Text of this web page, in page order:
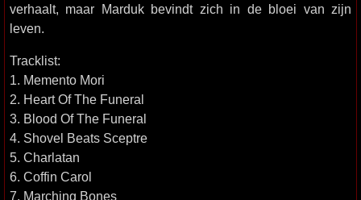
verhaalt, maar Marduk bevindt zich in de bloei van zijn
leven.
Tracklist:
1. Memento Mori
2. Heart Of The Funeral
3. Blood Of The Funeral
4. Shovel Beats Sceptre
5. Charlatan
6. Coffin Carol
7. Marching Bones